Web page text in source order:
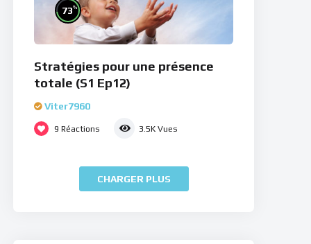
73%
Stratégies pour une présence
totale (S1 Ep12)
Viter7960
9 Réactions 3.5K Vues
CHARGER PLUS